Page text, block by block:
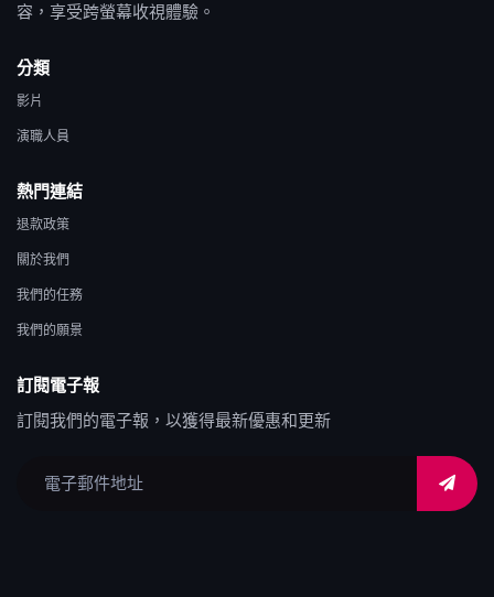
容，享受跨螢幕收視體驗。
分類
影片
演職人員
熱門連結
退款政策
關於我們
我們的任務
我們的願景
訂閱電子報
訂閱我們的電子報，以獲得最新優惠和更新